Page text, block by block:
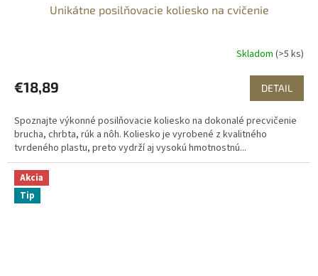
Unikátne posilňovacie koliesko na cvičenie
Skladom (>5 ks)
€18,89 DETAIL
Spoznajte výkonné posilňovacie koliesko na dokonalé precvičenie
brucha, chrbta, rúk a nôh. Koliesko je vyrobené z kvalitného
tvrdeného plastu, preto vydrží aj vysokú hmotnostnú...
Akcia
Tip